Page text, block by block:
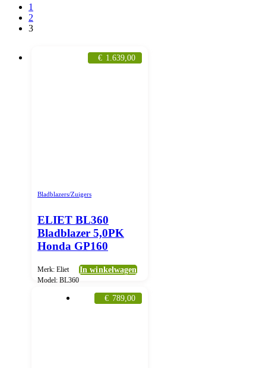
1
2
3
€ 1.639,00
Bladblazers/Zuigers
ELIET BL360
Bladblazer 5,0PK
Honda GP160
Merk: Eliet
Model: BL360
In winkelwagen
€ 789,00